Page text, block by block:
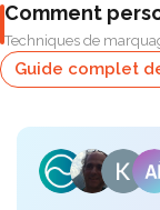
Comment
Techniques de
Guide complet